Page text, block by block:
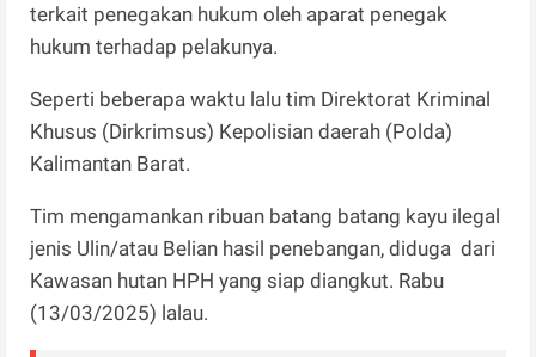
terkait penegakan hukum oleh aparat penegak
hukum terhadap pelakunya.
Seperti beberapa waktu lalu tim Direktorat Kriminal
Khusus (Dirkrimsus) Kepolisian daerah (Polda)
Kalimantan Barat.
Tim mengamankan ribuan batang batang kayu ilegal
jenis Ulin/atau Belian hasil penebangan, diduga dari
Kawasan hutan HPH yang siap diangkut. Rabu
(13/03/2025) lalau.